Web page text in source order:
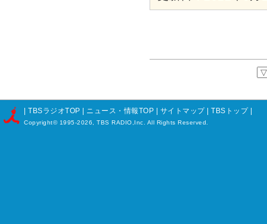
| TBSラジオTOP | ニュース・情報TOP | サイトマップ | TBSトップ|
Copyright© 1995-2026, TBS RADIO,Inc. All Rights Reserved.